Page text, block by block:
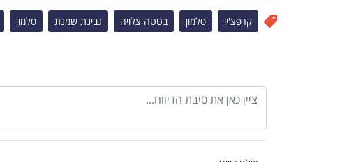
קרפצ'יו סלמון בטטה צלויה גבינת שמנת סלמון